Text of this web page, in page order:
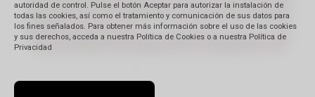
autoridad de control. Pulse el botón Aceptar para autorizar la instalación de
todas las cookies, así como el tratamiento y comunicación de sus datos para
los fines señalados. Para obtener más información sobre el uso de las cookies
y sus derechos, acceda a nuestra Política de Cookies o a nuestra Política de
Privacidad